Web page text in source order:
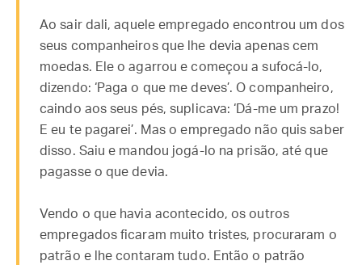
Ao sair dali, aquele empregado encontrou um dos
seus companheiros que lhe devia apenas cem
moedas. Ele o agarrou e começou a sufocá-lo,
dizendo: ‘Paga o que me deves’. O companheiro,
caindo aos seus pés, suplicava: ‘Dá-me um prazo!
E eu te pagarei’. Mas o empregado não quis saber
disso. Saiu e mandou jogá-lo na prisão, até que
pagasse o que devia.
Vendo o que havia acontecido, os outros
empregados ficaram muito tristes, procuraram o
patrão e lhe contaram tudo. Então o patrão